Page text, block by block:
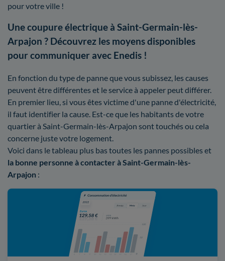
pour votre ville !
Une coupure électrique à Saint-Germain-lès-
Arpajon ? Découvrez les moyens disponibles
pour communiquer avec Enedis !
En fonction du type de panne que vous subissez, les causes
peuvent être différentes et le service à appeler peut différer.
En premier lieu, si vous êtes victime d'une panne d'électricité,
il faut identifier la cause. Est-ce que les habitants de votre
quartier à Saint-Germain-lès-Arpajon sont touchés ou cela
concerne juste votre logement.
Voici dans le tableau plus bas toutes les pannes possibles et
la bonne personne à contacter à Saint-Germain-lès-
Arpajon :